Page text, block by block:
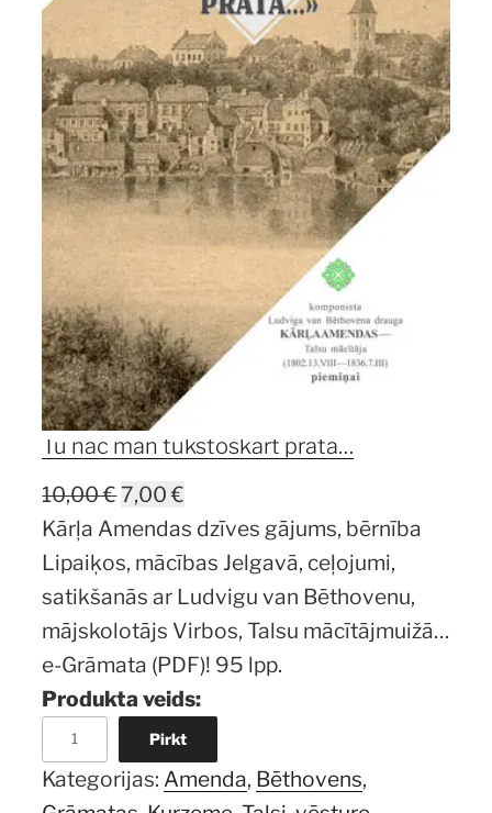
Tu nāc man tūkstoškārt prātā…
10,00€Original
price
was:
10,00 €.
7,00€
price
is:
7,00 €.
Kārļa Amendas dzīves gājums, bērnība
Lipaiķos, mācības Jelgavā, ceļojumi,
satikšanās ar Ludvigu van Bēthovenu,
mājskolotājs Virbos, Talsu mācītājmuižā…
e-Grāmata (PDF)! 95 lpp.
Produkta veids:
nāc
man
Pirkt
Kategorijas: Amenda, Bēthovens